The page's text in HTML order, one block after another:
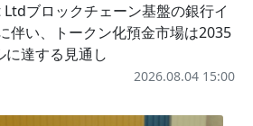
ブロックチェーン基盤の銀行イ
伴い、トークン化預金市場は2035
達する見通し
2026.08.04 15:00